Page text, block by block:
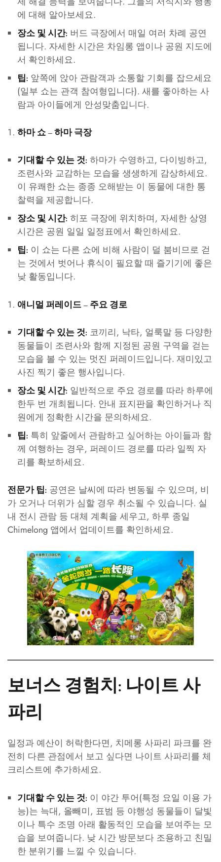
에 대해 알아보세요.
장소 및 시간: 버드 극장에서 매일 여러 차례 공연
됩니다. 자세한 시간은 차임롱 앱이나 공원 지도에
서 확인하세요.
팁: 앞쪽에 앉아 관람객과 소통할 기회를 잡으세요
(일부 쇼는 관객 참여형입니다). 새를 좋아하는 사
람과 아이들에게 안성맞춤입니다.
하마 쇼 – 하마 극장
기대할 수 있는 것: 하마가 수영하고, 다이빙하고,
조련사와 교감하는 모습을 생생하게 감상하세요.
이 유쾌한 쇼는 종종 오해받는 이 동물에 대한 통
찰력을 제공합니다.
장소 및 시간: 히포 극장에 위치하며, 자세한 상영
시간은 공원 일일 일정표에서 확인하세요.
팁: 이 쇼는 다른 쇼에 비해 사람이 덜 붐비므로 걷
는 것에서 벗어나 휴식이 필요할 때 즐기기에 좋은
낮 활동입니다.
애니멀 퍼레이드 – 주요 경로
기대할 수 있는 것: 코끼리, 낙타, 얼룩말 등 다양한
동물들이 조련사와 함께 지정된 공원 구역을 걷는
모습을 볼 수 있는 멋진 퍼레이드입니다. 재미있고
사진 찍기 좋은 행사입니다.
장소 및 시간: 일반적으로 주요 경로를 따라 하루에
한두 번 개최됩니다. 안내 표지판을 확인하거나 직
원에게 정확한 시간을 문의하세요.
팁: 특히 앞줄에서 관람하고 싶어하는 아이들과 함
께 여행하는 경우, 퍼레이드 경로를 따라 일찍 자
리를 확보하세요.
전문가 팁: 공연은 날씨에 따라 변동될 수 있으며, 비
가 오거나 더위가 심할 경우 취소될 수 있습니다. 실
내 전시 관람 등 대체 계획을 세우고, 하루 종일
Chimelong 앱에서 업데이트를 확인하세요.
보너스 경험치: 나이트 사
파리
일정과 예산이 허락한다면, 치메롱 사파리 파크를 완
전히 다른 관점에서 보고 싶다면 나이트 사파리를 체
크리스트에 추가하세요.
기대할 수 있는 것: 이 야간 투어(특정 요일 이용 가
능)는 늑대, 올빼미, 표범 등 야행성 동물들이 달빛
이나 특수 조명 아래 활동적인 모습을 보여주는 모
습을 보여줍니다. 낮 시간 방문보다 조용하고 친밀
한 분위기를 느낄 수 있습니다.